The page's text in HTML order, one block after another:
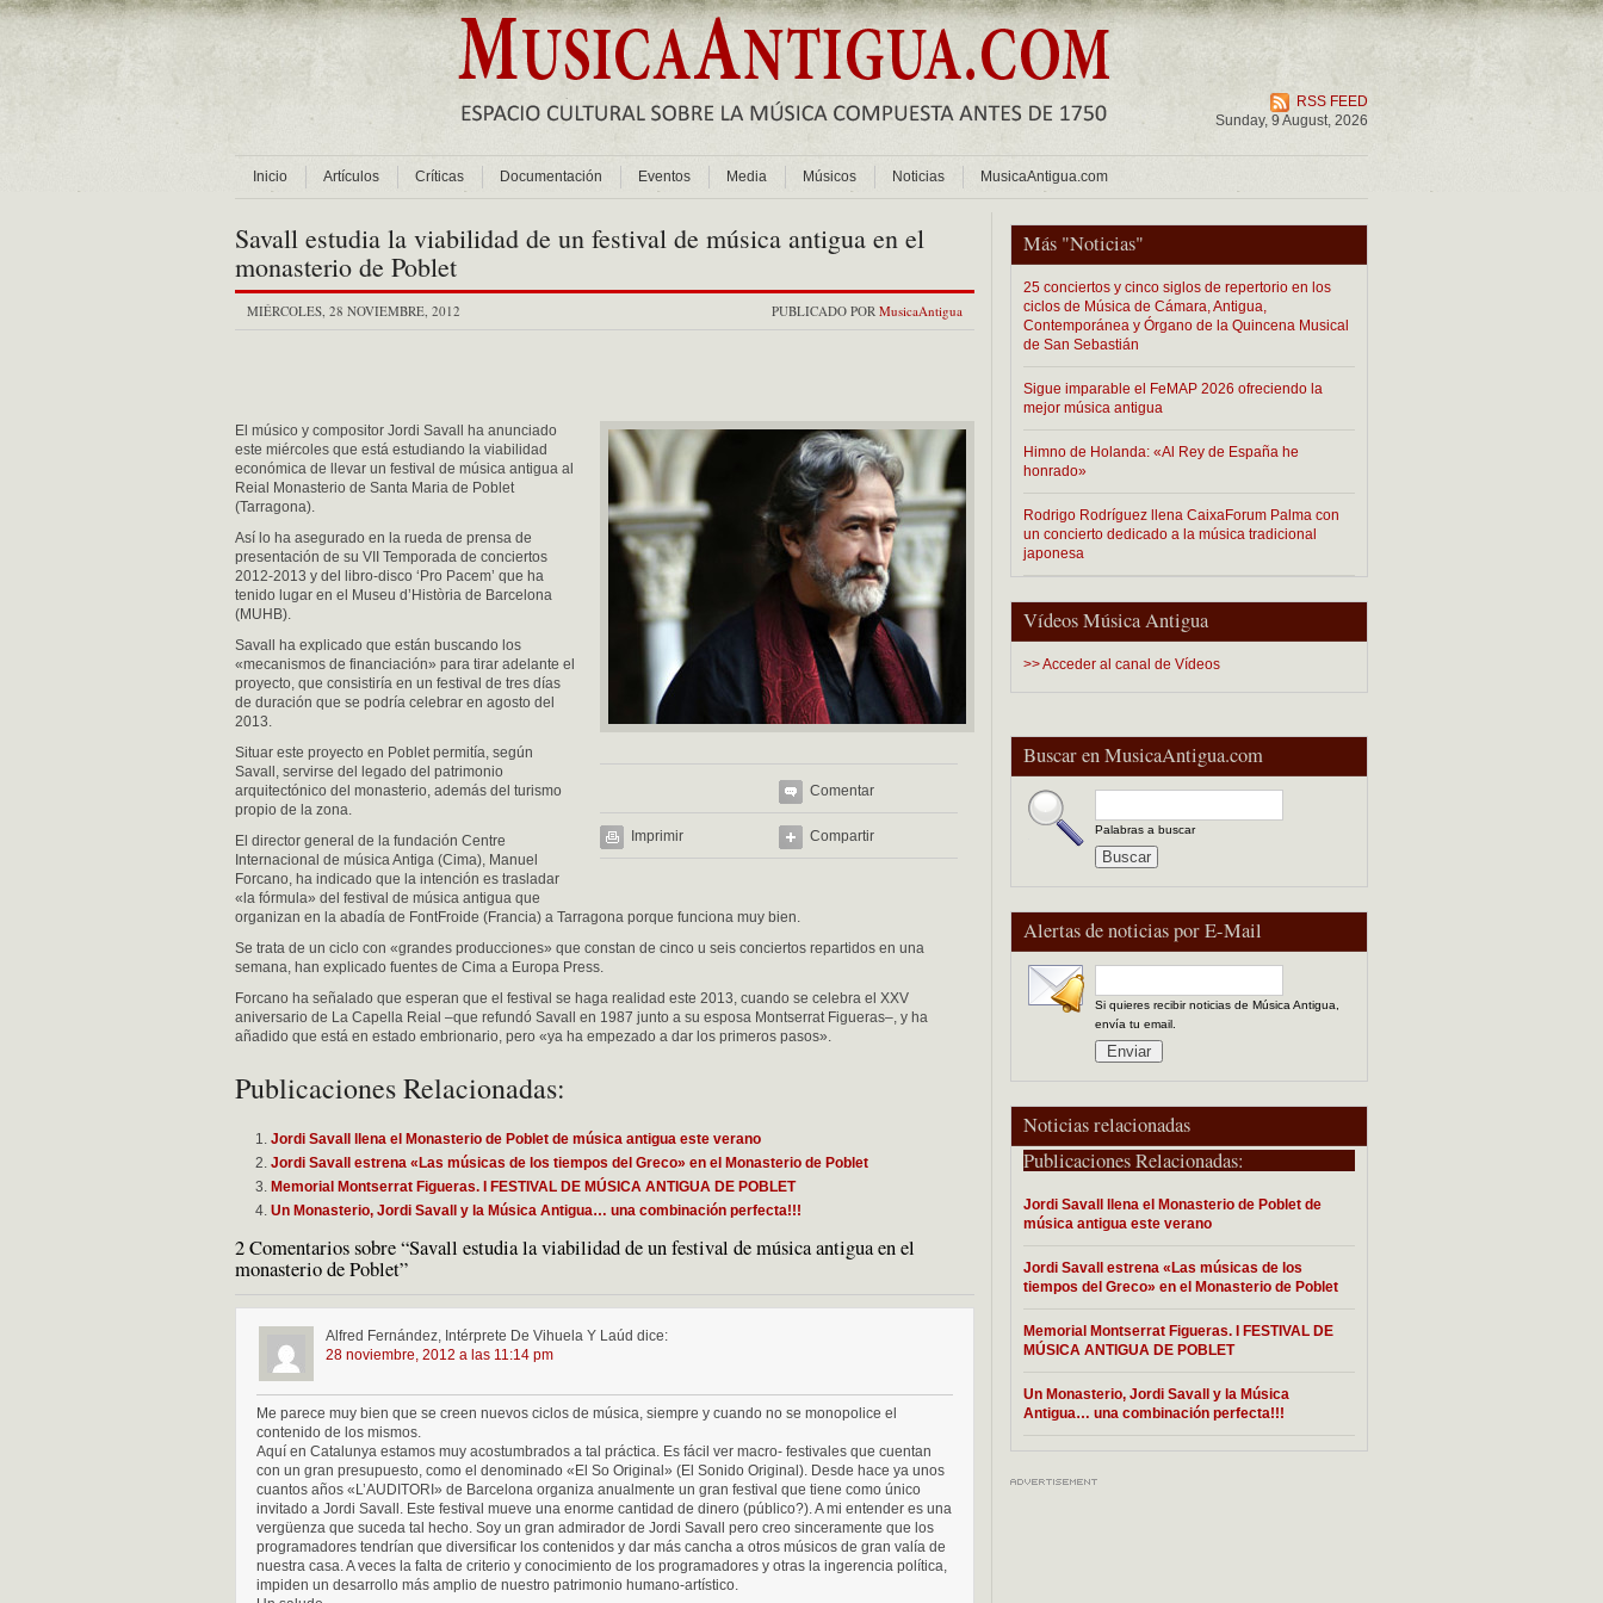
RSS FEED
Sunday, 9 August, 2026
Inicio Artículos Críticas Documentación Eventos Media Músicos Noticias MusicaAntigua.com
Más "Noticias"
25 conciertos y cinco siglos de repertorio en los
ciclos de Música de Cámara, Antigua,
Contemporánea y Órgano de la Quincena Musical
de San Sebastián
Sigue imparable el FeMAP 2026 ofreciendo la
mejor música antigua
Himno de Holanda: «Al Rey de España he
honrado»
Rodrigo Rodríguez llena CaixaForum Palma con
un concierto dedicado a la música tradicional
japonesa
Vídeos Música Antigua
>> Acceder al canal de Vídeos
Buscar en MusicaAntigua.com
Palabras a buscar
Alertas de noticias por E-Mail
Si quieres recibir noticias de Música Antigua,
envía tu email.
Noticias relacionadas
Publicaciones Relacionadas:
Jordi Savall llena el Monasterio de Poblet de
música antigua este verano
Jordi Savall estrena «Las músicas de los
tiempos del Greco» en el Monasterio de Poblet
Memorial Montserrat Figueras. I FESTIVAL DE
MÚSICA ANTIGUA DE POBLET
Un Monasterio, Jordi Savall y la Música
Antigua… una combinación perfecta!!!
Savall estudia la viabilidad de un festival de música antigua en el
monasterio de Poblet
PUBLICADO POR MusicaAntigua
MIÉRCOLES, 28 NOVIEMBRE, 2012
Comentar
Imprimir Compartir
El músico y compositor Jordi Savall ha anunciado
este miércoles que está estudiando la viabilidad
económica de llevar un festival de música antigua al
Reial Monasterio de Santa Maria de Poblet
(Tarragona).
Así lo ha asegurado en la rueda de prensa de
presentación de su VII Temporada de conciertos
2012-2013 y del libro-disco ‘Pro Pacem’ que ha
tenido lugar en el Museu d’Història de Barcelona
(MUHB).
Savall ha explicado que están buscando los
«mecanismos de financiación» para tirar adelante el
proyecto, que consistiría en un festival de tres días
de duración que se podría celebrar en agosto del
2013.
Situar este proyecto en Poblet permitía, según
Savall, servirse del legado del patrimonio
arquitectónico del monasterio, además del turismo
propio de la zona.
El director general de la fundación Centre
Internacional de música Antiga (Cima), Manuel
Forcano, ha indicado que la intención es trasladar
«la fórmula» del festival de música antigua que
organizan en la abadía de FontFroide (Francia) a Tarragona porque funciona muy bien.
Se trata de un ciclo con «grandes producciones» que constan de cinco u seis conciertos repartidos en una
semana, han explicado fuentes de Cima a Europa Press.
Forcano ha señalado que esperan que el festival se haga realidad este 2013, cuando se celebra el XXV
aniversario de La Capella Reial –que refundó Savall en 1987 junto a su esposa Montserrat Figueras–, y ha
añadido que está en estado embrionario, pero «ya ha empezado a dar los primeros pasos».
Publicaciones Relacionadas:
Jordi Savall llena el Monasterio de Poblet de música antigua este verano
Jordi Savall estrena «Las músicas de los tiempos del Greco» en el Monasterio de Poblet
Memorial Montserrat Figueras. I FESTIVAL DE MÚSICA ANTIGUA DE POBLET
Un Monasterio, Jordi Savall y la Música Antigua… una combinación perfecta!!!
2 Comentarios sobre “Savall estudia la viabilidad de un festival de música antigua en el
monasterio de Poblet”
Alfred Fernández, Intérprete De Vihuela Y Laúd dice:
28 noviembre, 2012 a las 11:14 pm
Me parece muy bien que se creen nuevos ciclos de música, siempre y cuando no se monopolice el
contenido de los mismos.
Aquí en Catalunya estamos muy acostumbrados a tal práctica. Es fácil ver macro- festivales que cuentan
con un gran presupuesto, como el denominado «El So Original» (El Sonido Original). Desde hace ya unos
cuantos años «L’AUDITORI» de Barcelona organiza anualmente un gran festival que tiene como único
invitado a Jordi Savall. Este festival mueve una enorme cantidad de dinero (público?). A mi entender es una
vergüenza que suceda tal hecho. Soy un gran admirador de Jordi Savall pero creo sinceramente que los
programadores tendrían que diversificar los contenidos y dar más cancha a otros músicos de gran valía de
nuestra casa. A veces la falta de criterio y conocimiento de los programadores y otras la ingerencia política,
impiden un desarrollo más amplio de nuestro patrimonio humano-artístico.